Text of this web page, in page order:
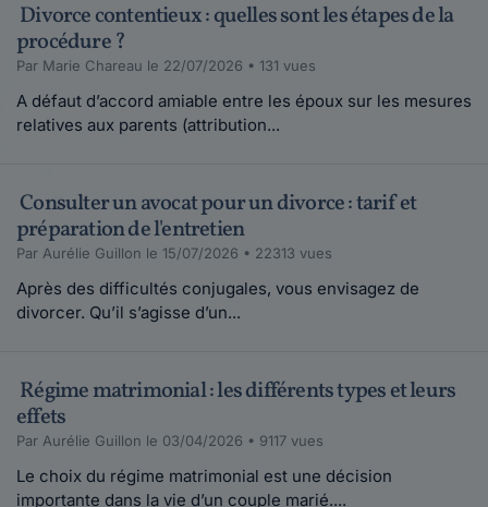
Divorce contentieux : quelles sont les étapes de la
procédure ?
Par Marie Chareau le 22/07/2026 • 131 vues
A défaut d’accord amiable entre les époux sur les mesures
relatives aux parents (attribution...
Consulter un avocat pour un divorce : tarif et
préparation de l'entretien
Par Aurélie Guillon le 15/07/2026 • 22313 vues
Après des difficultés conjugales, vous envisagez de
divorcer. Qu’il s’agisse d’un...
Régime matrimonial : les différents types et leurs
effets
Par Aurélie Guillon le 03/04/2026 • 9117 vues
Le choix du régime matrimonial est une décision
importante dans la vie d’un couple marié....